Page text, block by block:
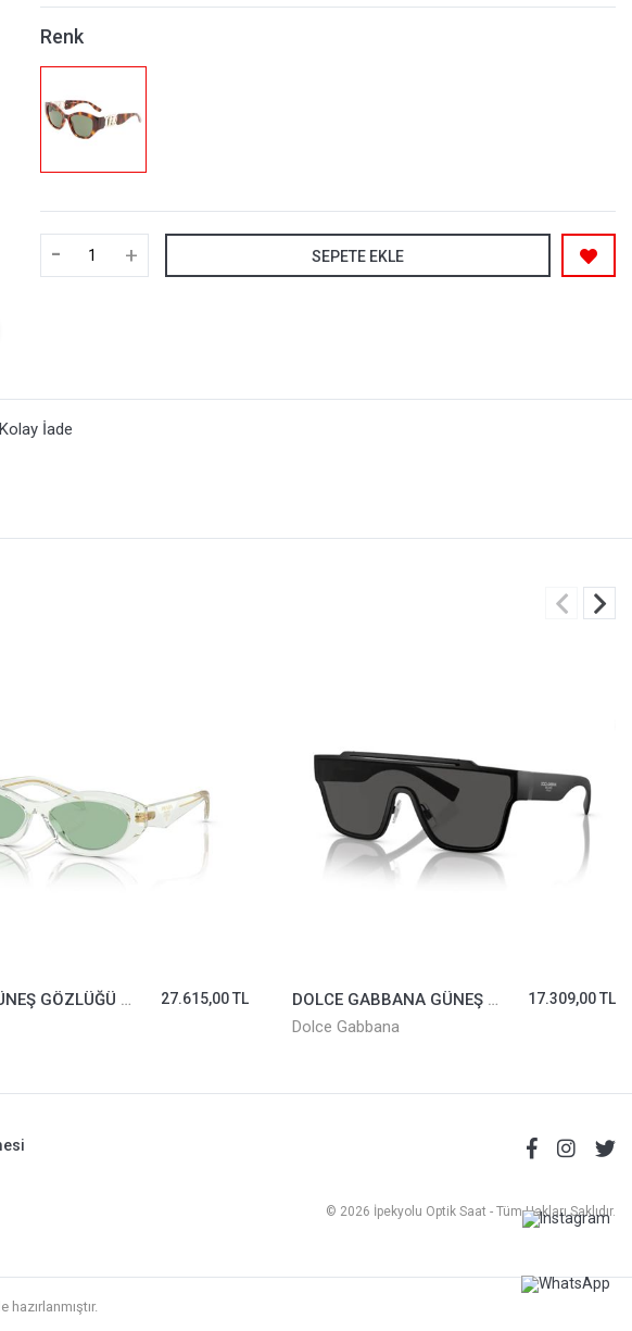
Renk
- + SEPETE EKLE
İade
PRADA GÜNEŞ GÖZLÜĞÜ SPR26Z-14R2OE
27.615,00 TL
DOLCE GABBANA GÜNEŞ GÖZLÜĞÜ 6125-2525/87
Dolce Gabbana
17.309,00 TL
© 2026 İpekyolu Optik Saat - Tüm Hakları Saklıdır.